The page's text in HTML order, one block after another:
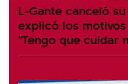
L-Gante canceló
explicó los
"Tengo que cuidar